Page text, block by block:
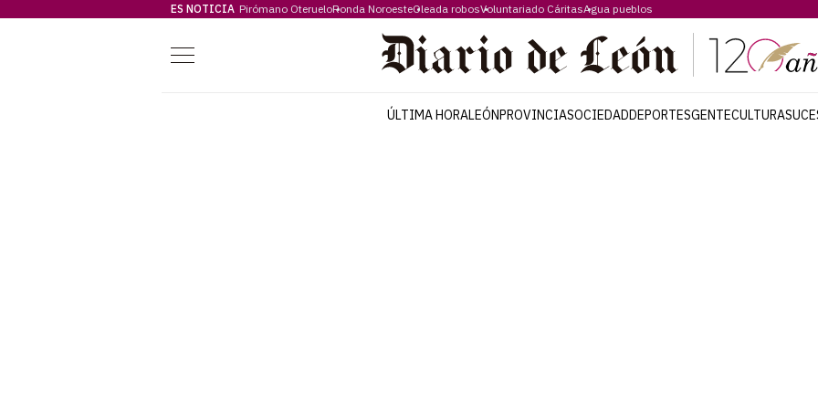
ES NOTICIA Pirómano OterueloRonda NoroesteOleada robosVoluntariado CáritasAgua pueblos
Menú
ÚLTIMA HORALEÓNPROVINCIASOCIEDADDEPORTESGENTECULTURA